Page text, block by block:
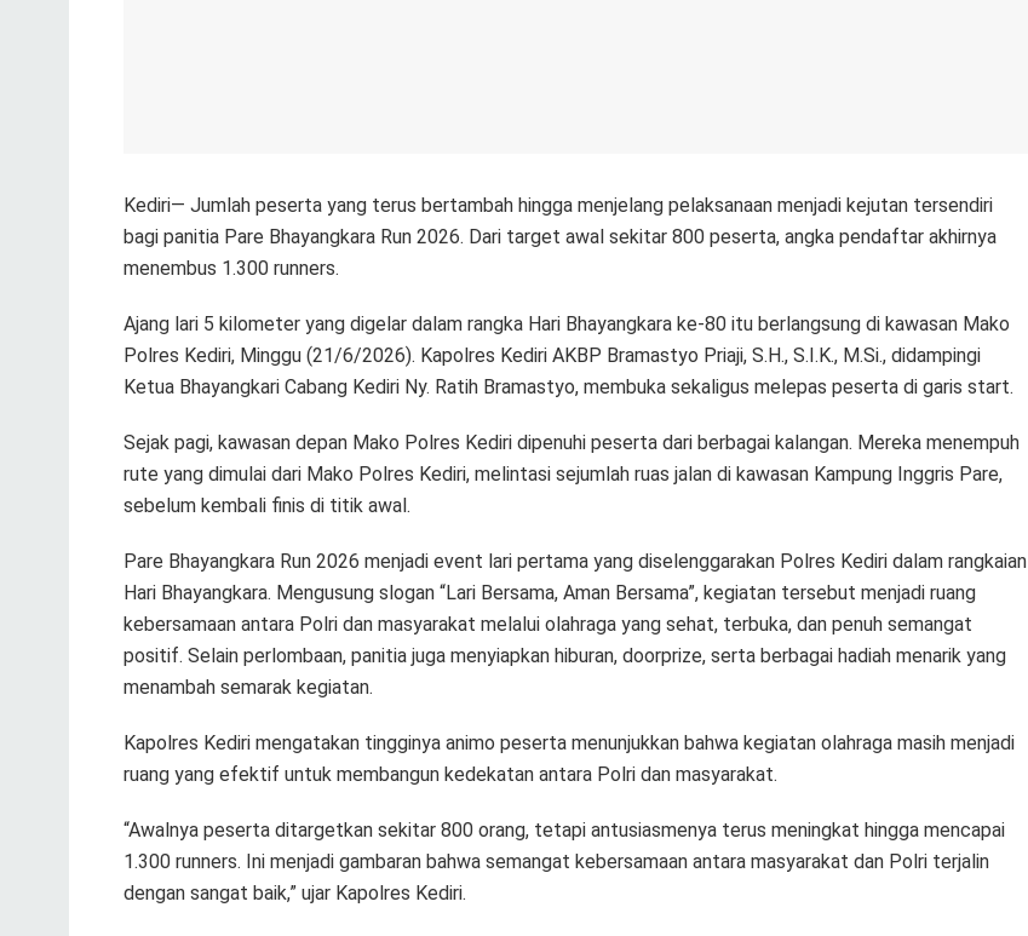
Kediri— Jumlah peserta yang terus bertambah hingga menjelang pelaksanaan menjadi kejutan tersendiri
bagi panitia Pare Bhayangkara Run 2026. Dari target awal sekitar 800 peserta, angka pendaftar akhirnya
menembus 1.300 runners.
Ajang lari 5 kilometer yang digelar dalam rangka Hari Bhayangkara ke-80 itu berlangsung di kawasan Mako
Polres Kediri, Minggu (21/6/2026). Kapolres Kediri AKBP Bramastyo Priaji, S.H., S.I.K., M.Si., didampingi
Ketua Bhayangkari Cabang Kediri Ny. Ratih Bramastyo, membuka sekaligus melepas peserta di garis start.
Sejak pagi, kawasan depan Mako Polres Kediri dipenuhi peserta dari berbagai kalangan. Mereka menempuh
rute yang dimulai dari Mako Polres Kediri, melintasi sejumlah ruas jalan di kawasan Kampung Inggris Pare,
sebelum kembali finis di titik awal.
Pare Bhayangkara Run 2026 menjadi event lari pertama yang diselenggarakan Polres Kediri dalam rangkaian
Hari Bhayangkara. Mengusung slogan “Lari Bersama, Aman Bersama”, kegiatan tersebut menjadi ruang
kebersamaan antara Polri dan masyarakat melalui olahraga yang sehat, terbuka, dan penuh semangat
positif. Selain perlombaan, panitia juga menyiapkan hiburan, doorprize, serta berbagai hadiah menarik yang
menambah semarak kegiatan.
Kapolres Kediri mengatakan tingginya animo peserta menunjukkan bahwa kegiatan olahraga masih menjadi
ruang yang efektif untuk membangun kedekatan antara Polri dan masyarakat.
“Awalnya peserta ditargetkan sekitar 800 orang, tetapi antusiasmenya terus meningkat hingga mencapai
1.300 runners. Ini menjadi gambaran bahwa semangat kebersamaan antara masyarakat dan Polri terjalin
dengan sangat baik,” ujar Kapolres Kediri.